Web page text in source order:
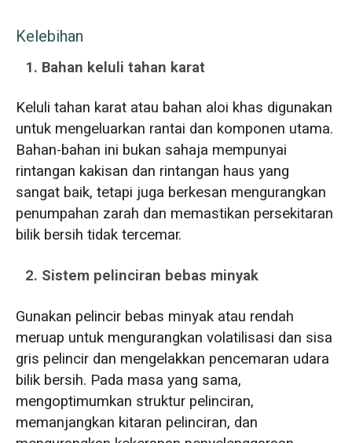
Kelebihan
1. Bahan keluli tahan karat
Keluli tahan karat atau bahan aloi khas digunakan
untuk mengeluarkan rantai dan komponen utama.
Bahan-bahan ini bukan sahaja mempunyai
rintangan kakisan dan rintangan haus yang
sangat baik, tetapi juga berkesan mengurangkan
penumpahan zarah dan memastikan persekitaran
bilik bersih tidak tercemar.
2. Sistem pelinciran bebas minyak
Gunakan pelincir bebas minyak atau rendah
meruap untuk mengurangkan volatilisasi dan sisa
gris pelincir dan mengelakkan pencemaran udara
bilik bersih. Pada masa yang sama,
mengoptimumkan struktur pelinciran,
memanjangkan kitaran pelinciran, dan